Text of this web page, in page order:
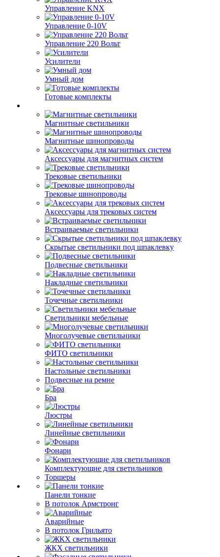
Управление KNX
Управление 0-10V
Управление 220 Вольт
Усилители
Умный дом
Готовые комплекты
Магнитные светильники
Магнитные шинопроводы
Аксессуары для магнитных систем
Трековые светильники
Трековые шинопроводы
Аксессуары для трековых систем
Встраиваемые светильники
Скрытые светильники под шпаклевку
Подвесные светильники
Накладные светильники
Точечные светильники
Светильники мебельные
Многолучевые светильники
ФИТО светильники
Настольные светильники
Подвесные на ремне
Бра
Люстры
Линейные светильники
Фонари
Комплектующие для светильников
Торшеры
Панели тонкие
В потолок Армстронг
Аварийные
В потолок Грильято
ЖКХ светильники